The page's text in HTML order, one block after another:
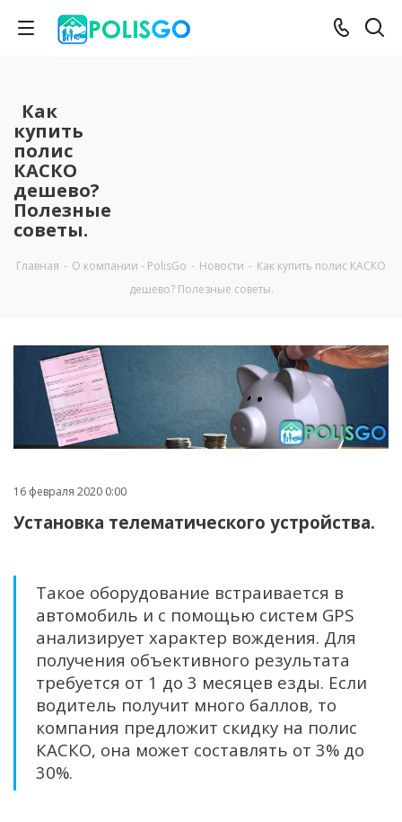
Как
купить
полис
КАСКО
дешево?
Полезные
советы.
Главная - О компании - PolisGo - Новости - Как купить полис КАСКО
дешево? Полезные советы.
16 февраля 2020 0:00
Установка телематического устройства.
Такое оборудование встраивается в
автомобиль и с помощью систем GPS
анализирует характер вождения. Для
получения объективного результата
требуется от 1 до 3 месяцев езды. Если
водитель получит много баллов, то
компания предложит скидку на полис
КАСКО, она может составлять от 3% до
30%.